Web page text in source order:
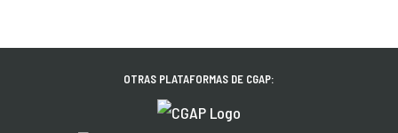
OTRAS PLATAFORMAS DE CGAP: